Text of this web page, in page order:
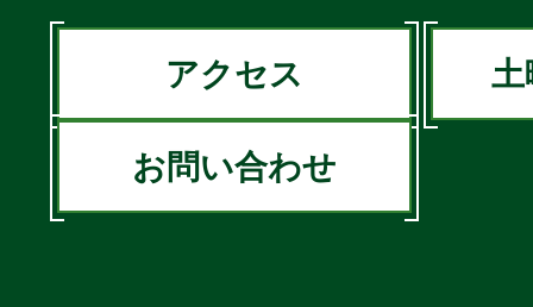
アクセス 土
お問い合わせ